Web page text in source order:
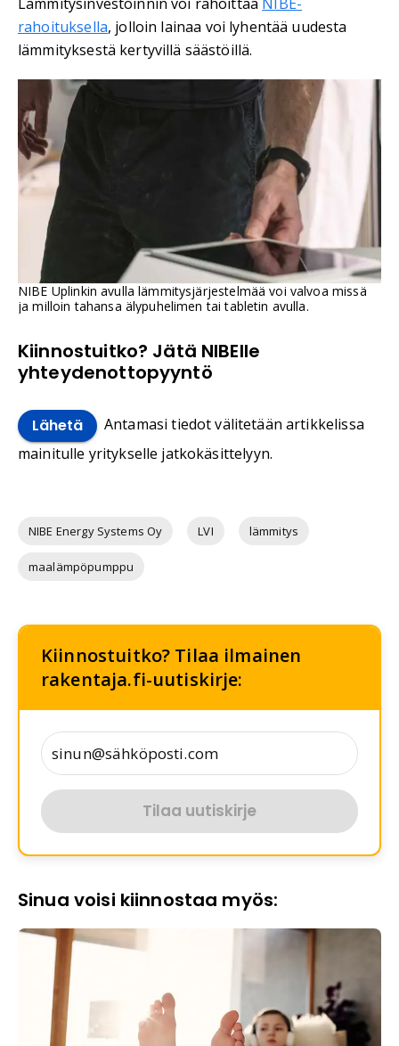
rahoituksella, jolloin lainaa voi lyhentää uudesta
lämmityksestä kertyvillä säästöillä.
NIBE Uplinkin avulla lämmitysjärjestelmää voi valvoa missä
ja milloin tahansa älypuhelimen tai tabletin avulla.
Kiinnostuitko? Jätä NIBElle
yhteydenottopyyntö
Lähetä
Antamasi tiedot välitetään artikkelissa
mainitulle yritykselle jatkokäsittelyyn.
NIBE Energy Systems Oy LVI lämmitys
maalämpöpumppu
Kiinnostuitko? Tilaa ilmainen
rakentaja.fi-uutiskirje:
Tilaa uutiskirje
Sinua voisi kiinnostaa myös: